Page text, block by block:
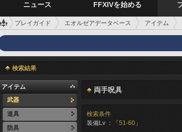
ニュース FFXIVを始める
プレイガイド エオルゼアデータベース アイテム
検索結果
アイテム
武器
道具
防具
両手呪具
検索条件
装備Lv ：「 51-60 」